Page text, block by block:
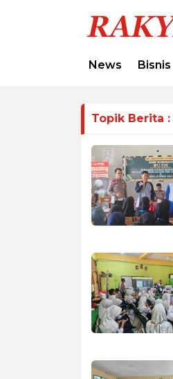
News Bisnis
Topik Berita :